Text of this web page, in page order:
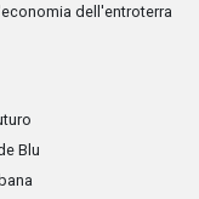
dell'entroterra
Blu